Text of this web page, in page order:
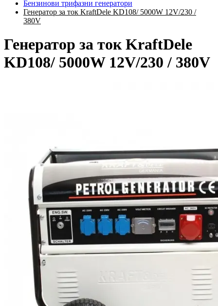
Бензинови трифазни генератори
Генератор за ток KraftDele KD108/ 5000W 12V/230 /
380V
Генератор за ток KraftDele
KD108/ 5000W 12V/230 / 380V